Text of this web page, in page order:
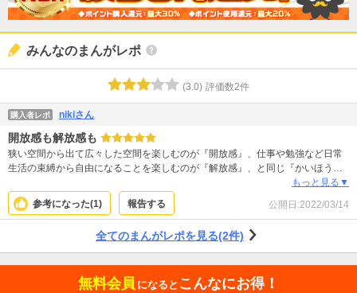
みんなのまんがレポ
(3.0) 評価数2件
購入者レポ nikiさん
開放感も解放感も
狭い空間から出て広々した空間を楽しむのが『開放感』、仕事や勉強など日常
生活の束縛から自由になることを楽しむのが『解放感』、と同じ『かいほうか
ん』でも状況によって使い分けるそうですが、この漫画ではどちらも楽しめま
す。大自然の風景の絵がとてもきれいですし、ちょっと人見知りな主人公も魅
力的で好きです。続きが楽しみです。
もっと見る▼
参考になった(1) 報告する 公開日:2022/03/14
全てのまんがレポを見る(2件)
無料会員 になると こんなにお得！